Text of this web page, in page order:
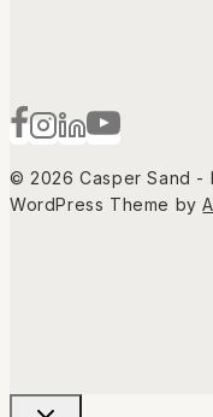
© 2026 Casper Sand -
WordPress Theme by